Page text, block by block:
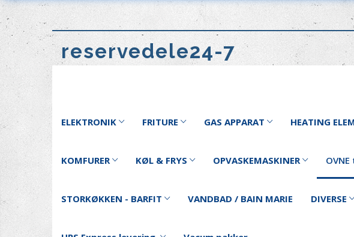
reservedele24-7
ELEKTRONIK FRITURE GAS APPARAT HEATING
KOMFURER KØL & FRYS OPVASKEMASKINER
STORKØKKEN - BARFIT VANDBAD / BAIN MARIE DIVERSE